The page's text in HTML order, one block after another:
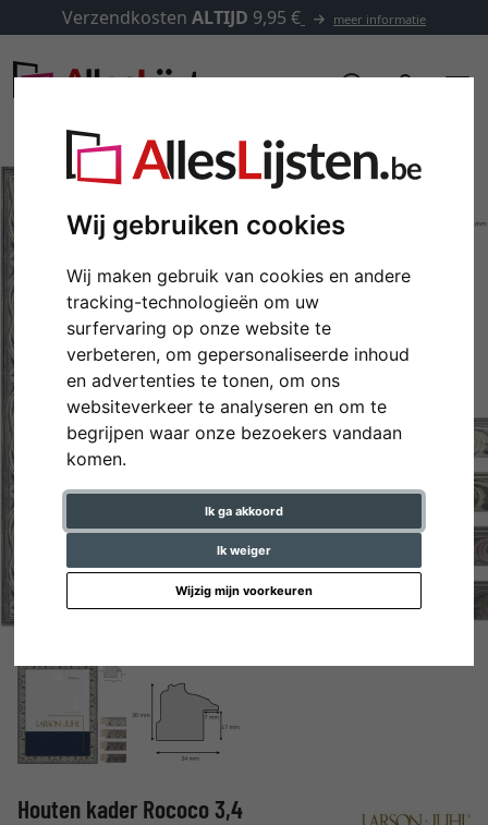
Wij gebruiken cookies
Wij maken gebruik van cookies en andere
tracking-technologieën om uw
surfervaring op onze website te
verbeteren, om gepersonaliseerde inhoud
en advertenties te tonen, om ons
websiteverkeer te analyseren en om te
begrijpen waar onze bezoekers vandaan
komen.
Ik ga akkoord
Ik weiger
Wijzig mijn voorkeuren
Verzendkosten ALTIJD 9,95 € meer informatie
Terug
Houten kader Rococo 3,4